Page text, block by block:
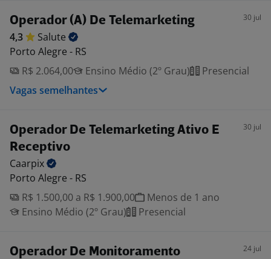
Operador (A) De Telemarketing 30 jul
4,3
Salute
Porto Alegre - RS
R$ 2.064,00
Ensino Médio (2º Grau)
Presencial
Vagas semelhantes
Operador De Telemarketing Ativo E
Receptivo
30 jul
Caarpix
Porto Alegre - RS
R$ 1.500,00 a R$ 1.900,00
Menos de 1 ano
Ensino Médio (2º Grau)
Presencial
Operador De Monitoramento 24 jul